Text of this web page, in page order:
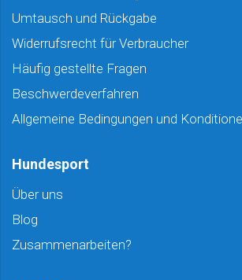
Umtausch und Rückgabe
Widerrufsrecht für Verbraucher
Häufig gestellte Fragen
Beschwerdeverfahren
Allgemeine Bedingungen und
Hundesport
Über uns
Blog
Zusammenarbeiten?